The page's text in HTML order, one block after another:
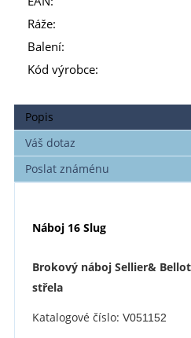
Ráže:
Balení:
Kód výrobce:
Popis
Váš dotaz
Poslat známénu
Náboj 16 Slug
Brokový náboj Sellier&
střela
Katalogové číslo: V051152